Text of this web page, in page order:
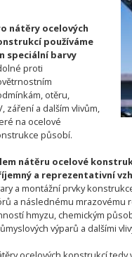
nátěry ocelových
používáme
speciální barvy
proti
otěru,
záření a dalším vlivům,
na ocelové
působí.
nátěru ocelové
a reprezentativní
a montážní prvky
a následnému mrazovému
hmyzu, chemickým
výparů a dalšími